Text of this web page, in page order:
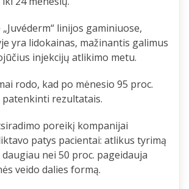
linijos gaminiuose,
yra lidokainas, mažinantis galimus
injekcijų atlikimo metu.
rodo, kad po mėnesio 95 proc.
rezultatais.
poreikį kompanijai
patys pacientai: atlikus tyrimą
nei 50 proc. pageidauja
veido dalies formą.